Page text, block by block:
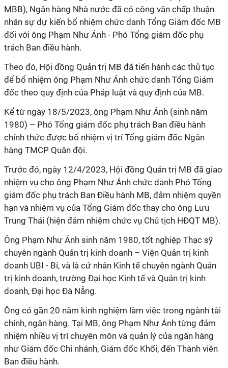
MBB), Ngân hàng Nhà nước đã có công văn chấp thuận
nhân sự dự kiến bổ nhiệm chức danh Tổng Giám đốc MB
đối với ông Phạm Như Ánh - Phó Tổng giám đốc phụ
trách Ban điều hành.
Theo đó, Hội đồng Quản trị MB đã tiến hành các thủ tục
để bổ nhiệm ông Phạm Như Ánh chức danh Tổng Giám
đốc theo quy định của Pháp luật và quy định của MB.
Kể từ ngày 18/5/2023, ông Phạm Như Ánh (sinh năm
1980) – Phó Tổng giám đốc phụ trách Ban điều hành
chính thức được bổ nhiệm vị trí Tổng giám đốc Ngân
hàng TMCP Quân đội.
Trước đó, ngày 12/4/2023, Hội đồng Quản trị MB đã giao
nhiệm vụ cho ông Phạm Như Ánh chức danh Phó Tổng
giám đốc phụ trách Ban Điều hành MB, đảm nhiệm quyền
hạn và nhiệm vụ của Tổng Giám đốc thay cho ông Lưu
Trung Thái (hiện đảm nhiệm chức vụ Chủ tịch HĐQT MB).
Ông Phạm Như Ánh sinh năm 1980, tốt nghiệp Thạc sỹ
chuyên ngành Quản trị kinh doanh – Viện Quản trị kinh
doanh UBI - Bỉ, và là cử nhân Kinh tế chuyên ngành Quản
trị kinh doanh, trường Đại học Kinh tế và Quản trị kinh
doanh, Đại học Đà Nẵng.
Ông có gần 20 năm kinh nghiệm làm việc trong ngành tài
chính, ngân hàng. Tại MB, ông Phạm Như Ánh từng đảm
nhiệm nhiều vị trí chuyên môn và quản lý của ngân hàng
như Giám đốc Chi nhánh, Giám đốc Khối, đến Thành viên
Ban điều hành.